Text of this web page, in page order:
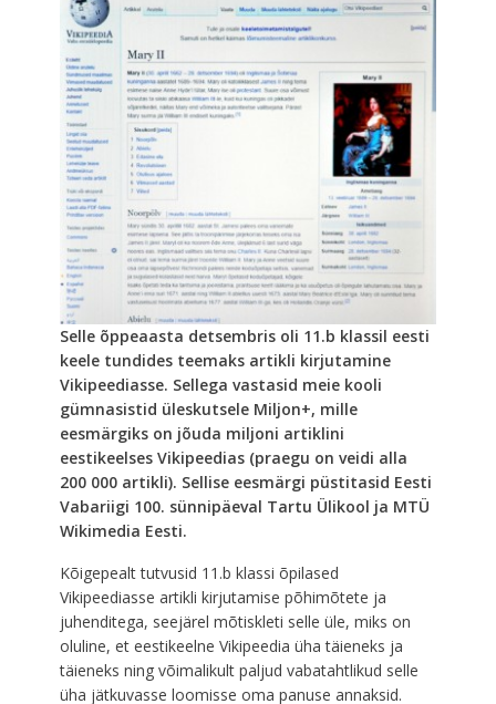
Selle õppeaasta detsembris oli 11.b klassil eesti
keele tundides teemaks artikli kirjutamine
Vikipeediasse. Sellega vastasid meie kooli
gümnasistid üleskutsele Miljon+, mille
eesmärgiks on jõuda miljoni artiklini
eestikeelses Vikipeedias (praegu on veidi alla
200 000 artikli). Sellise eesmärgi püstitasid Eesti
Vabariigi 100. sünnipäeval Tartu Ülikool ja MTÜ
Wikimedia Eesti.
Kõigepealt tutvusid 11.b klassi õpilased
Vikipeediasse artikli kirjutamise põhimõtete ja
juhenditega, seejärel mõtiskleti selle üle, miks on
oluline, et eestikeelne Vikipeedia üha täieneks ja
täieneks ning võimalikult paljud vabatahtlikud selle
üha jätkuvasse loomisse oma panuse annaksid.